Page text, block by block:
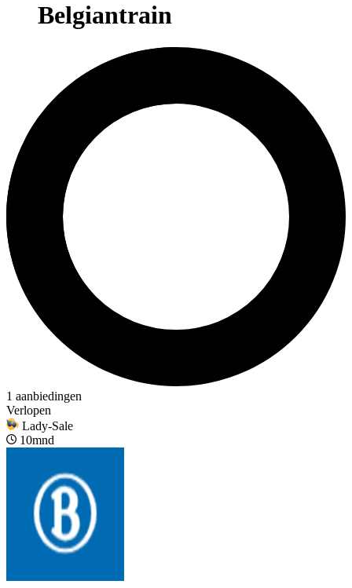
Belgiantrain
1 aanbiedingen
Verlopen
Lady-Sale
10mnd